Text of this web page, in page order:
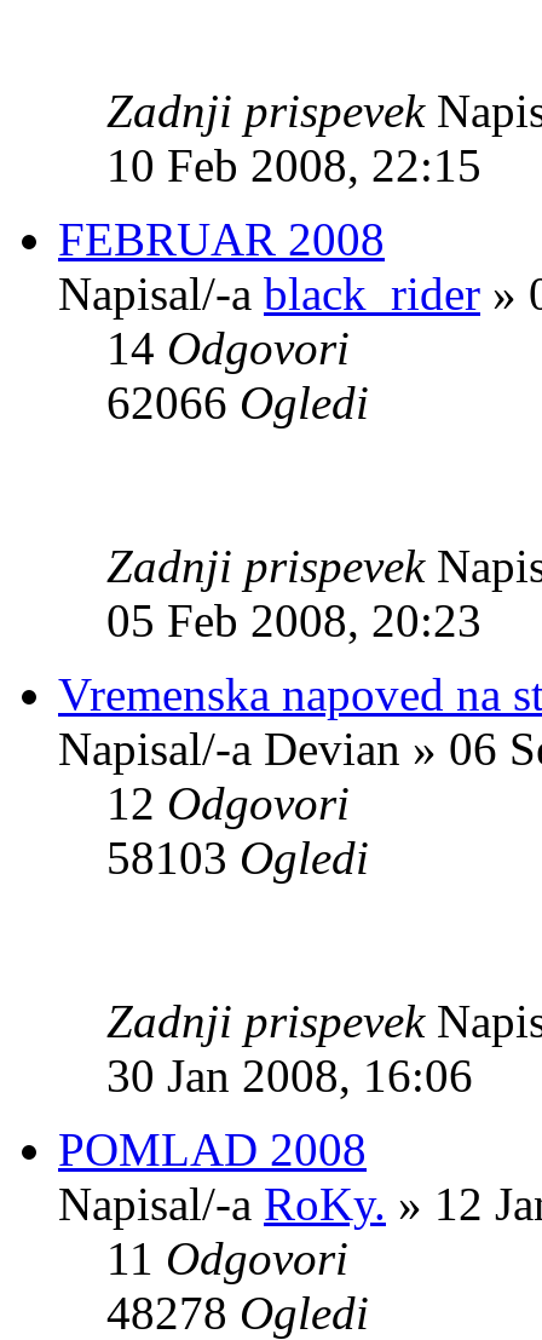
Zadnji prispevek
10 Feb 2008, 22:15
FEBRUAR 2008
Napisal/-a black_rider »
14 Odgovori
62066 Ogledi
Zadnji prispevek
05 Feb 2008, 20:23
Vremenska napoved na
Napisal/-a Devian » 06
12 Odgovori
58103 Ogledi
Zadnji prispevek
30 Jan 2008, 16:06
POMLAD 2008
Napisal/-a RoKy. » 12
11 Odgovori
48278 Ogledi